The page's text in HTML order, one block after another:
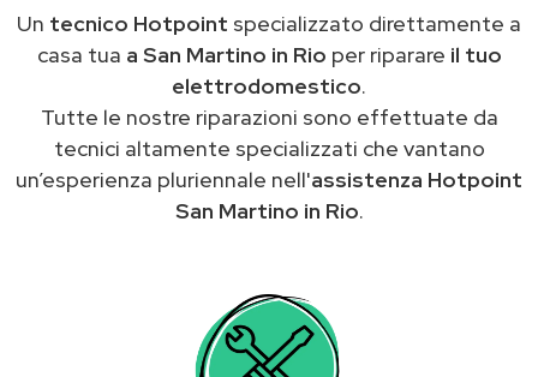
Un tecnico Hotpoint specializzato direttamente a
casa tua a San Martino in Rio per riparare il tuo
elettrodomestico.
Tutte le nostre riparazioni sono effettuate da
tecnici altamente specializzati che vantano
un’esperienza pluriennale nell'assistenza Hotpoint
San Martino in Rio.